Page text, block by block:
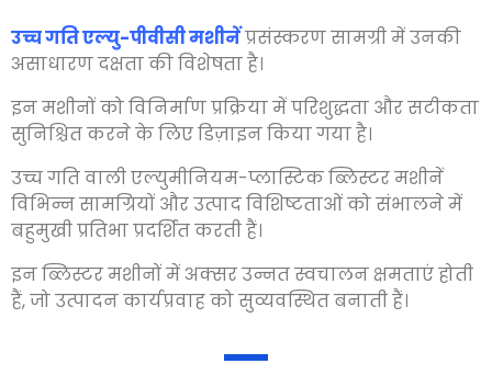
उच्च गति एल्यु-पीवीसी मशीनेंप्रसंस्करण सामग्री में उनकी
असाधारण दक्षता की विशेषता है।
इन मशीनों को विनिर्माण प्रक्रिया में परिशुद्धता और सटीकता
सुनिश्चित करने के लिए डिज़ाइन किया गया है।
उच्च गति वाली एल्युमीनियम-प्लास्टिक ब्लिस्टर मशीनें
विभिन्न सामग्रियों और उत्पाद विशिष्टताओं को संभालने में
बहुमुखी प्रतिभा प्रदर्शित करती हैं।
इन ब्लिस्टर मशीनों में अक्सर उन्नत स्वचालन क्षमताएं होती
हैं,जो उत्पादन कार्यप्रवाह को सुव्यवस्थित बनाती हैं।